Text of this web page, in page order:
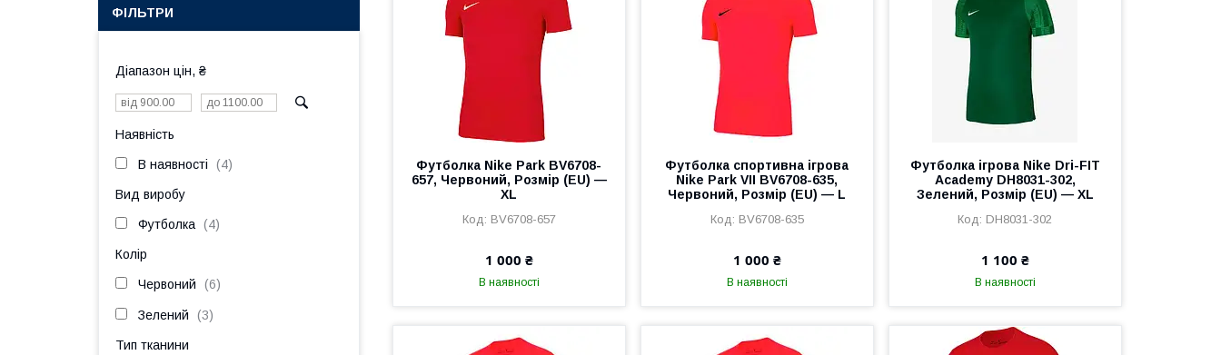
Футболка Nike Park BV6708-
657, Червоний, Розмір (EU) —
XL
BV6708-657
1 000 ₴
В наявності
Футболка спортивна ігрова
Nike Park VII BV6708-635,
Червоний, Розмір (EU) — L
BV6708-635
1 000 ₴
В наявності
Футболка ігрова Nike Dri-FIT
Academy DH8031-302,
Зелений, Розмір (EU) — XL
DH8031-302
1 100 ₴
В наявності
ФІЛЬТРИ
Діапазон цін, ₴
Наявність
В наявності 4
Вид виробу
Футболка 4
Колір
Червоний 6
Зелений 3
Тип тканини